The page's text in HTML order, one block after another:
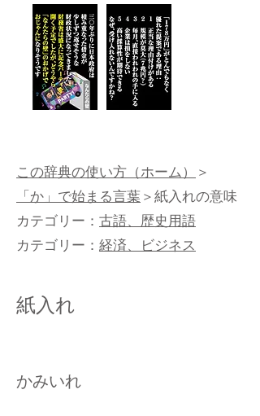
この辞典の使い方（ホーム）＞
「か」で始まる言葉＞紙入れの意味
カテゴリー： 古語、歴史用語
カテゴリー： 経済、ビジネス
紙入れ
かみいれ